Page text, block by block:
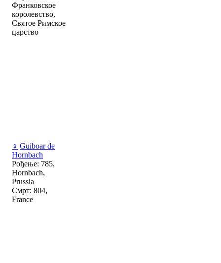
Франковское
королевство,
Святое Римское
царство
♀ Guiboar de
Hornbach
Рођење: 785,
Hornbach,
Prussia
Смрт: 804,
France